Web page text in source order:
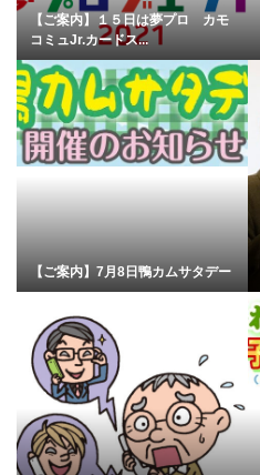
【ご案内】１５日は夢プロ カモ
コミュJr.カードス...
【ご案内】7月8日鴨カムサタデー